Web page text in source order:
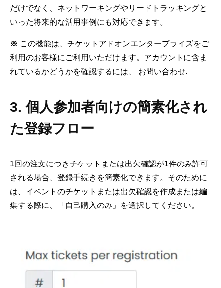
だけでなく、ネットワーキングやリードトラッキングと
いった将来的な活用事例にも対応できます。
※ この機能は、チケットアドオンエンタープライズをご
利用のお客様にご利用いただけます。アカウントに含ま
れているかどうかを確認するには、 お問い合わせ.
3. 個人参加者向けの簡素化され
た登録フロー
1回の注文につきチケットまたは出欠確認が1件のみ許可
される場合、登録手続きを簡素化できます。そのために
は、イベントのチケットまたは出欠確認を作成または編
集する際に、「自己購入のみ」を選択してください。